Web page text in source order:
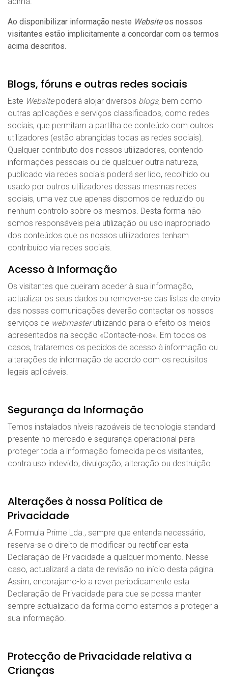
Ao disponibilizar informação neste Websiteos nossos
visitantes estão implicitamente a concordar com os termos
acima descritos.
Blogs, fóruns e outras redes sociais
Este Websitepoderá alojar diversos blogs, bem como
outras aplicações e serviços classificados, como redes
sociais, que permitam a partilha de conteúdo com outros
utilizadores (estão abrangidas todas as redes sociais).
Qualquer contributo dos nossos utilizadores, contendo
informações pessoais ou de qualquer outra natureza,
publicado via redes sociais poderá ser lido, recolhido ou
usado por outros utilizadores dessas mesmas redes
sociais, uma vez que apenas dispomos de reduzido ou
nenhum controlo sobre os mesmos. Desta forma não
somos responsáveis pela utilização ou uso inapropriado
dos conteúdos que os nossos utilizadores tenham
contribuído via redes sociais.
Acesso à Informação
Os visitantes que queiram aceder à sua informação,
actualizar os seus dados ou remover-se das listas de envio
das nossas comunicações deverão contactar os nossos
serviços de webmasterutilizando para o efeito os meios
apresentados na secção «Contacte-nos». Em todos os
casos, trataremos os pedidos de acesso à informação ou
alterações de informação de acordo com os requisitos
legais aplicáveis.
Segurança da Informação
Temos instalados níveis razoáveis de tecnologia standard
presente no mercado e segurança operacional para
proteger toda a informação fornecida pelos visitantes,
contra uso indevido, divulgação, alteração ou destruição.
Alterações à nossa Política de
Privacidade
A Formula Prime Lda., sempre que entenda necessário,
reserva-se o direito de modificar ou rectificar esta
Declaração de Privacidade a qualquer momento. Nesse
caso, actualizará a data de revisão no início desta página.
Assim, encorajamo-lo a rever periodicamente esta
Declaração de Privacidade para que se possa manter
sempre actualizado da forma como estamos a proteger a
sua informação.
Protecção de Privacidade relativa a
Crianças